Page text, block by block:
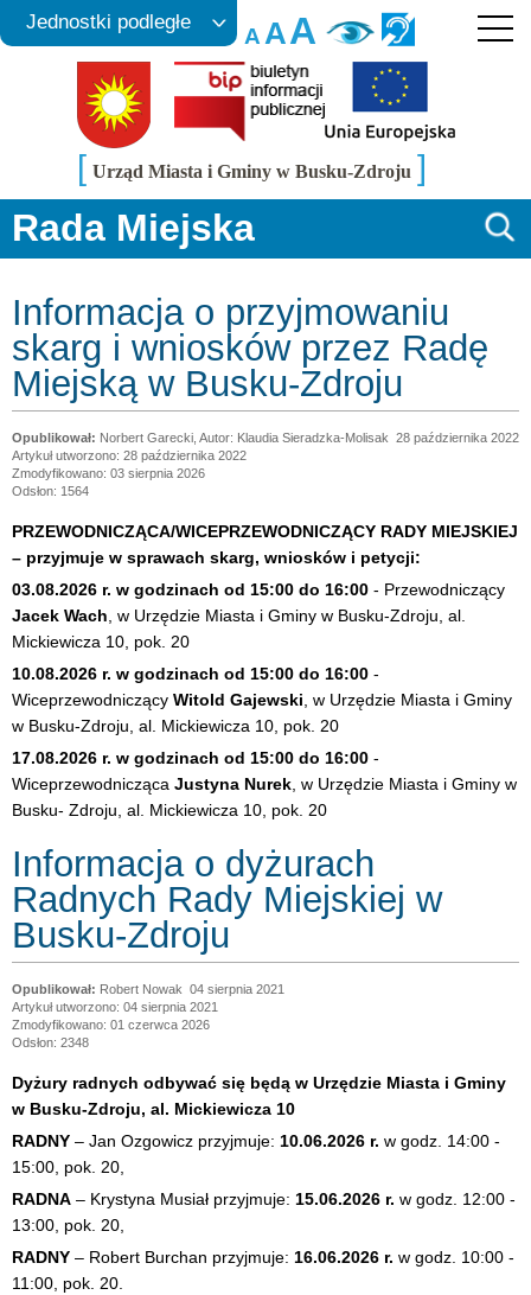
AAA
Jednostki podległe
[ Urząd Miasta i Gminy w Busku-Zdroju ]
Rada Miejska
Informacja o przyjmowaniu
skarg i wniosków przez Radę
Miejską w Busku-Zdroju
Norbert Garecki, Autor: Klaudia Sieradzka-Molisak 28 października 2022
Artykuł utworzono: 28 października 2022
Zmodyfikowano: 03 sierpnia 2026
Odsłon: 1564
PRZEWODNICZĄCA/WICEPRZEWODNICZĄCY RADY MIEJSKIEJ
– przyjmuje w sprawach skarg, wniosków i petycji:
03.08.2026 r. w godzinach od 15:00 do 16:00 - Przewodniczący
Jacek Wach , w Urzędzie Miasta i Gminy w Busku-Zdroju, al.
Mickiewicza 10, pok. 20
10.08.2026 r. w godzinach od 15:00 do 16:00 -
Wiceprzewodniczący Witold Gajewski , w Urzędzie Miasta i Gminy
w Busku-Zdroju, al. Mickiewicza 10, pok. 20
17.08.2026 r. w godzinach od 15:00 do 16:00 -
Wiceprzewodnicząca Justyna Nurek , w Urzędzie Miasta i Gminy w
Busku- Zdroju, al. Mickiewicza 10, pok. 20
Informacja o dyżurach
Radnych Rady Miejskiej w
Busku-Zdroju
Robert Nowak 04 sierpnia 2021
Artykuł utworzono: 04 sierpnia 2021
Zmodyfikowano: 01 czerwca 2026
Odsłon: 2348
Dyżury radnych odbywać się będą w Urzędzie Miasta i Gminy
w Busku-Zdroju, al. Mickiewicza 10
RADNY – Jan Ozgowicz przyjmuje: 10.06.2026 r. w godz. 14:00 -
15:00, pok. 20,
RADNA – Krystyna Musiał przyjmuje: 15.06.2026 r. w godz. 12:00 -
13:00, pok. 20,
RADNY – Robert Burchan przyjmuje: 16.06.2026 r. w godz. 10:00 -
11:00, pok. 20.